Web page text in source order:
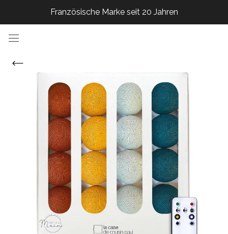
Französische Marke seit 20 Jahren
Französische Marke seit 20 Jahren